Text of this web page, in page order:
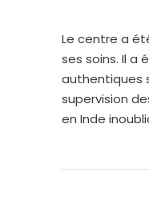
Le centre a
ses soins. Il a
authentiques
supervision
en Inde